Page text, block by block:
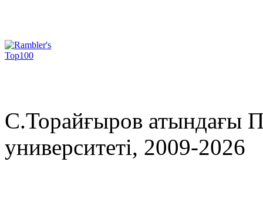
С.Торайғыров атындағы
университеті, 2009-2026